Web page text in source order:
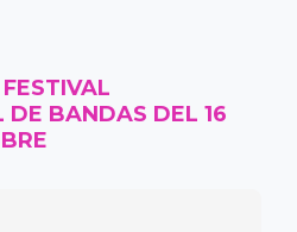
DE BANDAS DEL 16